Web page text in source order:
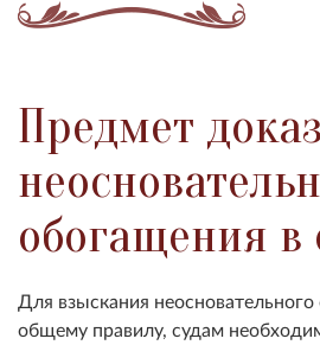
Предмет
обогащения в
Для взыскания
общему правилу, судам